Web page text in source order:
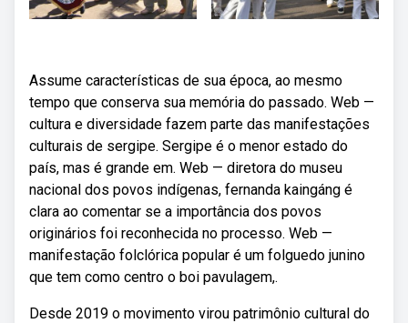
Assume características de sua época, ao mesmo
tempo que conserva sua memória do passado. Web —
cultura e diversidade fazem parte das manifestações
culturais de sergipe. Sergipe é o menor estado do
país, mas é grande em. Web — diretora do museu
nacional dos povos indígenas, fernanda kaingáng é
clara ao comentar se a importância dos povos
originários foi reconhecida no processo. Web —
manifestação folclórica popular é um folguedo junino
que tem como centro o boi pavulagem,.
Desde 2019 o movimento virou patrimônio cultural do